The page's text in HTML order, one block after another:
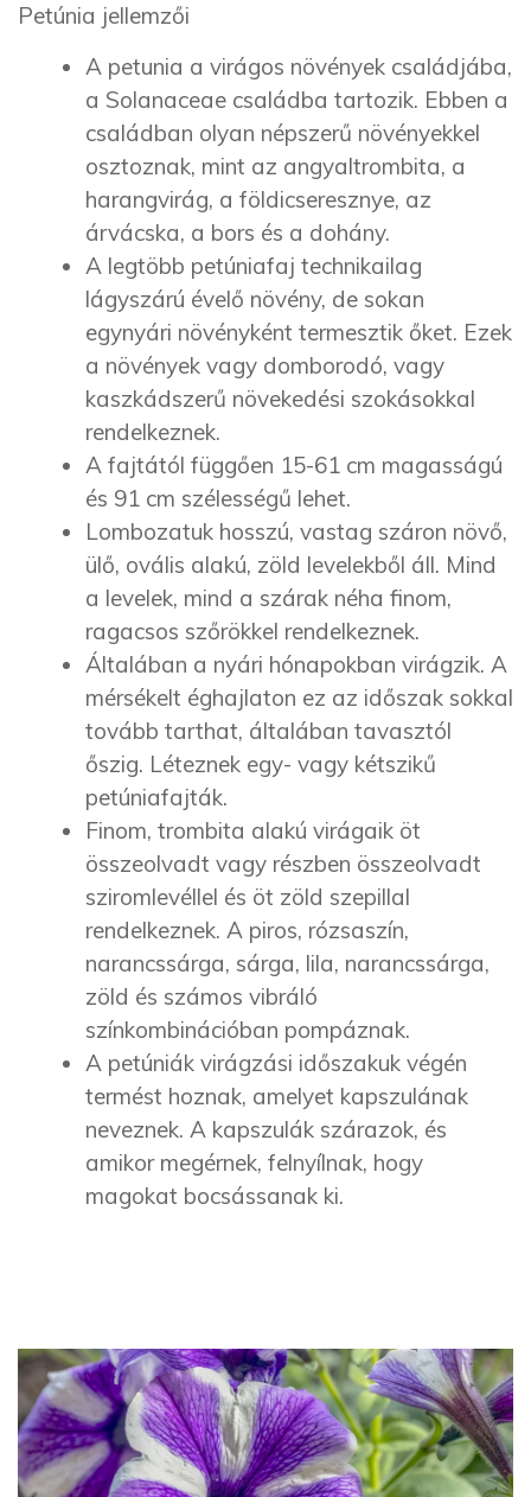
Petúnia jellemzői
A petunia a virágos növények családjába,
a Solanaceae családba tartozik. Ebben a
családban olyan népszerű növényekkel
osztoznak, mint az angyaltrombita, a
harangvirág, a földicseresznye, az
árvácska, a bors és a dohány.
A legtöbb petúniafaj technikailag
lágyszárú évelő növény, de sokan
egynyári növényként termesztik őket. Ezek
a növények vagy domborodó, vagy
kaszkádszerű növekedési szokásokkal
rendelkeznek.
A fajtától függően 15-61 cm magasságú
és 91 cm szélességű lehet.
Lombozatuk hosszú, vastag száron növő,
ülő, ovális alakú, zöld levelekből áll. Mind
a levelek, mind a szárak néha finom,
ragacsos szőrökkel rendelkeznek.
Általában a nyári hónapokban virágzik. A
mérsékelt éghajlaton ez az időszak sokkal
tovább tarthat, általában tavasztól
őszig. Léteznek egy- vagy kétszikű
petúniafajták.
Finom, trombita alakú virágaik öt
összeolvadt vagy részben összeolvadt
sziromlevéllel és öt zöld szepillal
rendelkeznek. A piros, rózsaszín,
narancssárga, sárga, lila, narancssárga,
zöld és számos vibráló
színkombinációban pompáznak.
A petúniák virágzási időszakuk végén
termést hoznak, amelyet kapszulának
neveznek. A kapszulák szárazok, és
amikor megérnek, felnyílnak, hogy
magokat bocsássanak ki.